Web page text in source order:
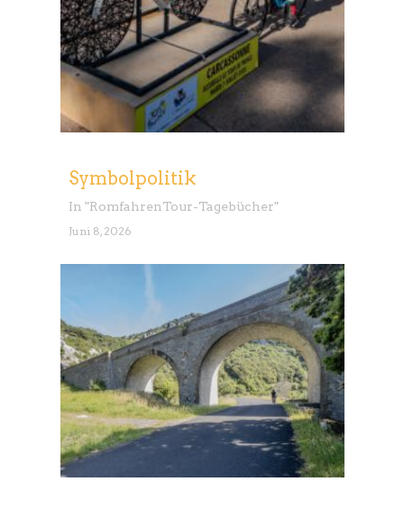
Symbolpolitik
In "RomfahrenTour-Tagebücher"
Juni 8, 2026